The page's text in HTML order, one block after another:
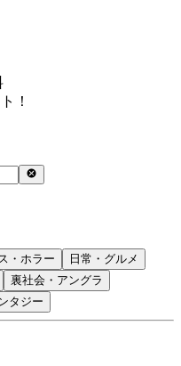
！
・ホラー
日常・グルメ
裏社会・アングラ
タジー